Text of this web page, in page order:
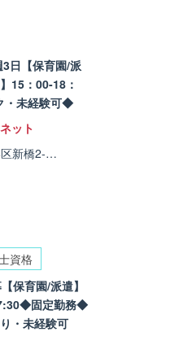
3日【保育園/派
15：00-18：
・未経験可◆
ット
新橋2-…
資格
保育園/派遣】
固定勤務◆
・未経験可